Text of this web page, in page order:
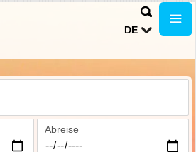
DE
Abreise